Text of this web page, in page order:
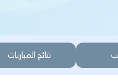
نتائج المباريات